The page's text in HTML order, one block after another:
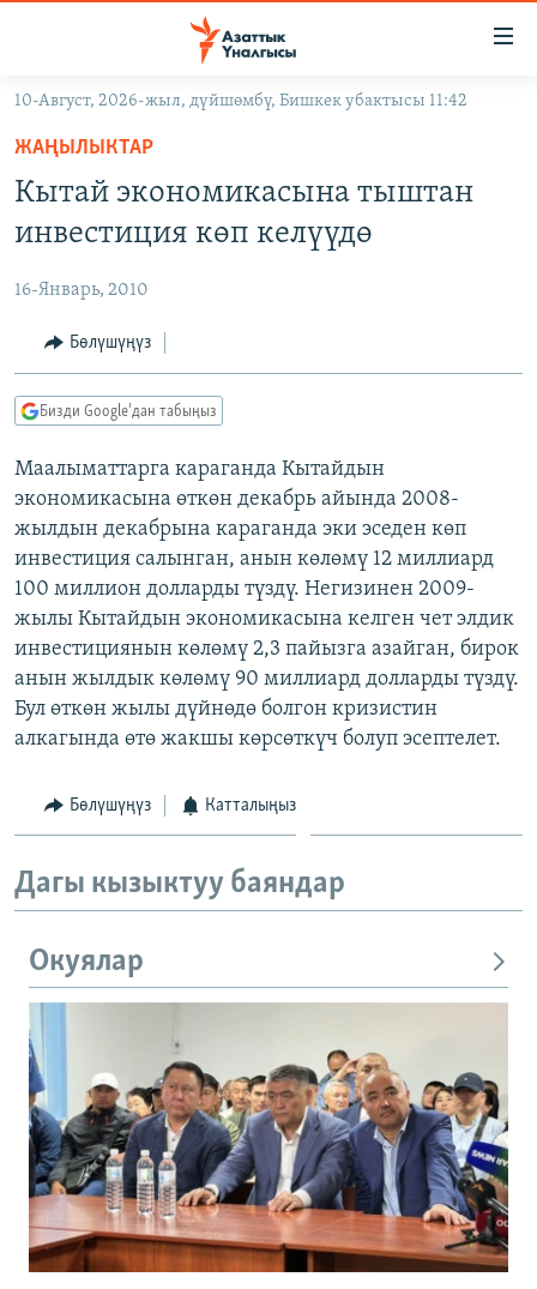
Навигацияга
өтүңүз
Издөөгө
салыңыз
ЭКОНОМИКА
МАДАНИЯТ
БОРБОР АЗИЯ
АТАЙЫН ИЛИКТӨӨ
ТВ ПРОГРАММАЛАР
ЭКСПЕРТТЕР ТАЛДАЙТ
БИЗ ЖАНА ДҮЙНӨ
ЭЖЕ-СИҢДИЛЕР
ЫҢГАЙСЫЗ СУРООЛОР
ӨЗГӨЧӨ ПИКИР
Русский
ОНЛАЙН ШЕРИНЕ
ЭЕ/АРнун бардык сайттары
10-Август, 2026-жыл, дүйшөмбү, Бишкек убактысы 11:42
ЖАҢЫЛЫКТАР
Кытай экономикасына тыштан
инвестиция көп келүүдө
16-Январь, 2010
Бөлүшүңүз
Бизди Google'дан табыңыз
Маалыматтарга караганда Кытайдын
экономикасына өткөн декабрь айында 2008-
жылдын декабрына караганда эки эседен көп
инвестиция салынган, анын көлөмү 12 миллиард
100 миллион долларды түздү. Негизинен 2009-
жылы Кытайдын экономикасына келген чет элдик
инвестициянын көлөмү 2,3 пайызга азайган, бирок
анын жылдык көлөмү 90 миллиард долларды түздү.
Бул өткөн жылы дүйнөдө болгон кризистин
алкагында өтө жакшы көрсөткүч болуп эсептелет.
Бөлүшүңүз Катталыңыз
Дагы кызыктуу баяндар
Окуялар